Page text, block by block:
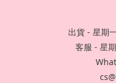
出貨 - 星期
客服 - 星